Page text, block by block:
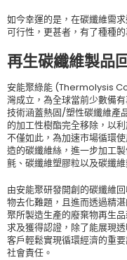
如今幸運的是，在碳纖維需
可行性，更甚者，有了種種
再生碳纖維製品
安能聚綠能 (Thermolysis
灣成立，為全球當前少數備
技術涵蓋熱固/塑性碳纖維產
的加工性樹酯完全移除，以
不僅如此，為加速市場循環
造的碳纖維絲，進一步加工
氈、碳纖維塑膠粒以及碳纖維
由安能聚研發開創的碳纖維
物去化難題，且進而透過精
聚所製造生產的廢棄物再生
求及獲得認證，除了能展現
客戶輕鬆實現循環經濟的重
社會責任。